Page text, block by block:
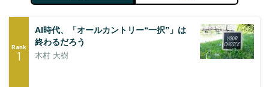
Rank
1
AI時代、「オールカントリー“一択”」は
終わるだろう
木村 大樹